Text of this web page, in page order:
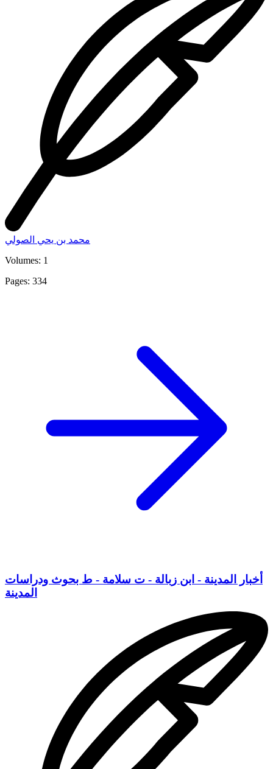
محمد بن يحي الصولي
Volumes: 1
Pages: 334
أخبار المدينة - ابن زبالة - ت سلامة - ط بحوث ودراسات
المدينة